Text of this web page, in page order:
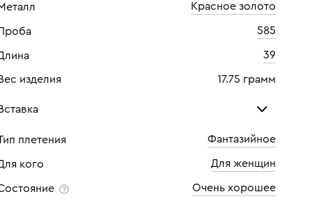
Красное золото
585
39
изделия 17.75 грамм
Аметист
20 шт
плетения Фантазийное
кого Для женщин
Очень хорошее